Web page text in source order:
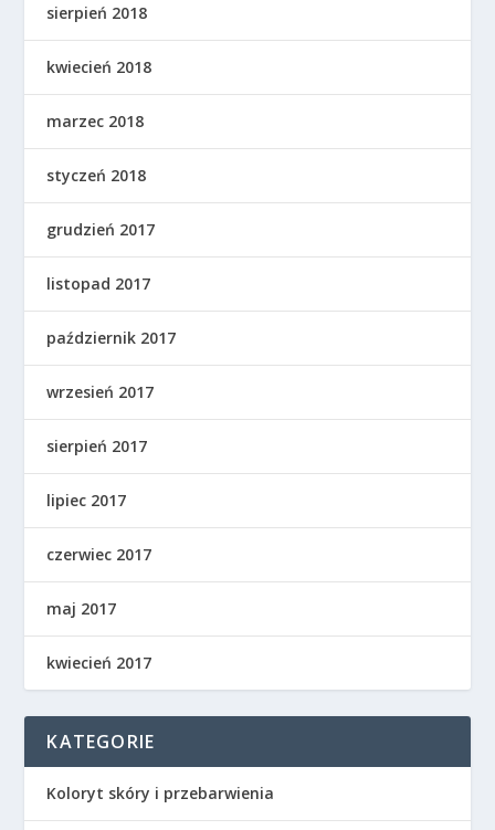
sierpień 2018
kwiecień 2018
marzec 2018
styczeń 2018
grudzień 2017
listopad 2017
październik 2017
wrzesień 2017
sierpień 2017
lipiec 2017
czerwiec 2017
maj 2017
kwiecień 2017
KATEGORIE
Koloryt skóry i przebarwienia